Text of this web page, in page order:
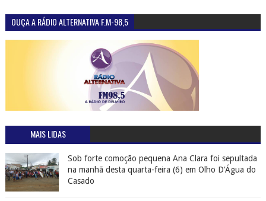
OUÇA A RÁDIO ALTERNATIVA F.M-98,5
MAIS LIDAS
Sob forte comoção pequena Ana Clara foi sepultada
na manhã desta quarta-feira (6) em Olho D'Água do
Casado